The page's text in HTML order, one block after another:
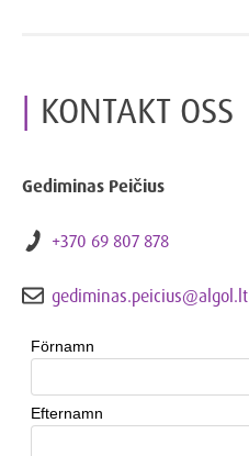
KONTAKT OSS
Gediminas Peičius
+370 69 807 878
gediminas.peicius@algol.lt